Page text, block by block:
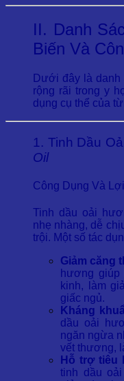
II. Danh
Biến Và
Dưới đây là
rộng rãi trong y
dụng cụ thể của
1. Tinh Dầu
Oil
Công Dụng Và
Tinh dầu oải
nhẹ nhàng, dễ
trội. Một số tác
Giảm căng
hương giúp
kinh, làm
giấc ngủ.
Kháng
dầu oải
ngăn ngừa
vết thương,
Hỗ trợ tiêu
tinh dầu